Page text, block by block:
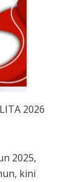
2026
2025,
kini